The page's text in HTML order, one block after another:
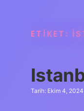
ETIKET:
Tarih: Ekim 4, 2024